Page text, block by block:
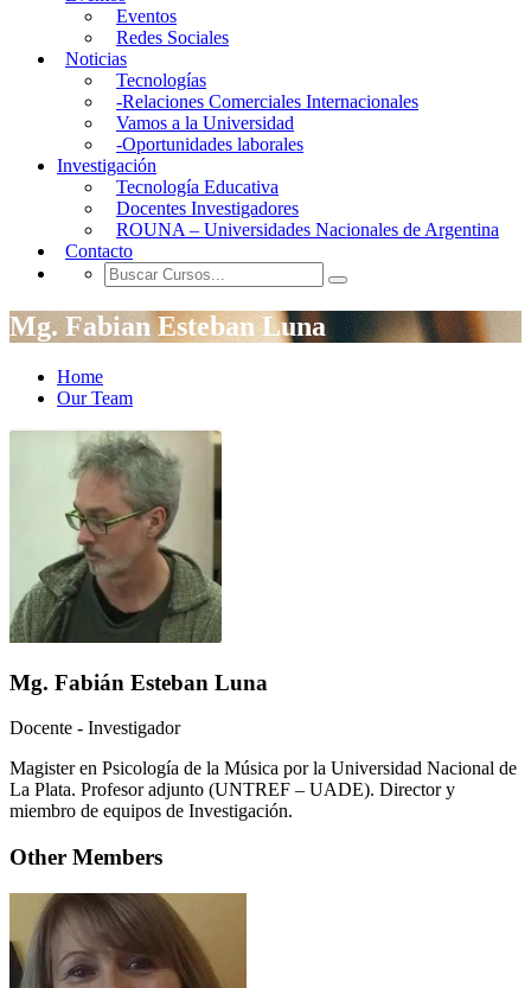
Eventos
Redes Sociales
Noticias
Tecnologías
-Relaciones Comerciales Internacionales
Vamos a la Universidad
-Oportunidades laborales
Investigación
Tecnología Educativa
Docentes Investigadores
ROUNA – Universidades Nacionales de Argentina
Contacto
Mg. Fabian Esteban Luna
Home
Our Team
Mg. Fabián Esteban Luna
Docente - Investigador
Magister en Psicología de la Música por la Universidad Nacional de
La Plata. Profesor adjunto (UNTREF – UADE). Director y
miembro de equipos de Investigación.
Other Members